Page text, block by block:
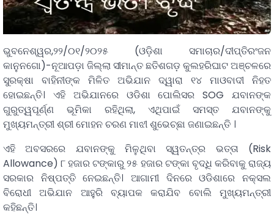
ଭୁବନେଶ୍ୱର,୨୨/୦୧/୨୦୨୫ (ଓଡ଼ିଶା ସମାଚାର/ଦୀପ୍ତିରଂଜନ
କାନୁନଗୋ)-ନୂଆପଡ଼ା ଜିଲ୍ଲା ସୀମାନ୍ତ ଛତିଶଗଡ଼ କୁଲହରିଘାଟ ଅଞ୍ଚଳରେ
ସୁରକ୍ଷା ବାହିନୀଙ୍କ ମିଳିତ ଅଭିଯାନ ଦ୍ୱାରା ୧୪ ମାଓବାଦୀ ନିହତ
ହୋଇଛନ୍ତି। ଏହି ଅଭିଯାନରେ ଓଡିଶା ପୋଲିସର SOG ଯବାନଙ୍କ
ଗୁରୁତ୍ୱପୂର୍ଣ୍ଣ ଭୂମିକା ରହିଥିଲା, ଏଥିପାଇଁ ସମସ୍ତ ଯବାନଙ୍କୁ
ମୁଖ୍ୟମନ୍ତ୍ରୀ ଶ୍ରୀ ମୋହନ ଚରଣ ମାଝୀ ଶୁଭେଚ୍ଛା ଜଣାଇଛନ୍ତି ।
ଏହି ଅବସରରେ ଯବାନଙ୍କୁ ମିଳୁଥିବା ସ୍ୱତନ୍ତ୍ର ଭତ୍ତା (Risk
Allowance) ୮ ହଜାର ଟଙ୍କାରୁ ୨୫ ହଜାର ଟଙ୍କା ବୃଦ୍ଧି କରିବାକୁ ରାଜ୍ୟ
ସରକାର ନିଷ୍ପତ୍ତି ନେଇଛନ୍ତି। ଆଗାମୀ ଦିନରେ ଓଡିଶାରେ ନକ୍ସଲ
ବିରୋଧୀ ଅଭିଯାନ ଆହୁରି ବ୍ୟାପକ କରାଯିବ ବୋଲି ମୁଖ୍ୟମନ୍ତ୍ରୀ
କହିଛନ୍ତି।